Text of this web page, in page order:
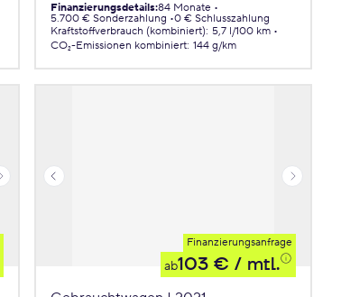
Finanzierungsdetails:84 Monate
5.700 € Sonderzahlung 0 € Schlusszahlung
Kraftstoffverbrauch (kombiniert): 5,7 l/100 km
CO₂-Emissionen kombiniert: 144 g/km
Finanzierungsanfrage
ab103 € / mtl.